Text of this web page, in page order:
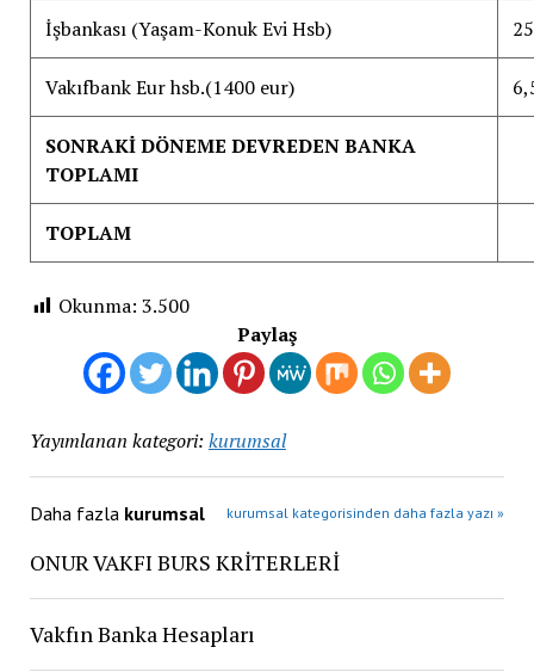
İşbankası (Yaşam-Konuk Evi Hsb)
Vakıfbank Eur hsb.(1400 eur)
SONRAKİ DÖNEME DEVREDEN BANKA
TOPLAMI
TOPLAM
Okunma: 3.500
Paylaş
Yayımlanan kategori: kurumsal
Daha fazla kurumsal kurumsal kategorisinden daha fazla yazı »
ONUR VAKFI BURS KRİTERLERİ
Vakfın Banka Hesapları